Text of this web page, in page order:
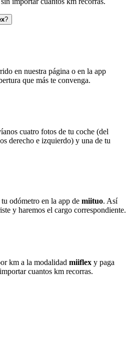
?
en nuestra página o en la app
que más te convenga.
cuatro fotos de tu coche (del
derecho e izquierdo) y una de tu
odómetro en la app de miituo. Así
y haremos el cargo correspondiente.
km a la modalidad miiflex y paga
cuantos km recorras.